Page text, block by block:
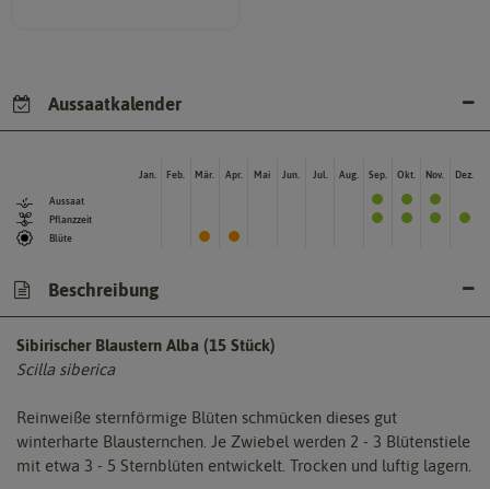
Aussaatkalender
Aussaat
Pflanzzeit
Blüte
Jan. Feb. Mär. Apr. Mai Jun. Jul. Aug. Sep. Okt. Nov. Dez.
Beschreibung
Sibirischer Blaustern Alba (15 Stück)
Scilla siberica
Reinweiße sternförmige Blüten schmücken dieses gut
winterharte Blausternchen. Je Zwiebel werden 2 - 3 Blütenstiele
mit etwa 3 - 5 Sternblüten entwickelt. Trocken und luftig lagern.